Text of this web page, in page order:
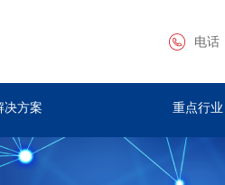
电话
决方案 重点行业